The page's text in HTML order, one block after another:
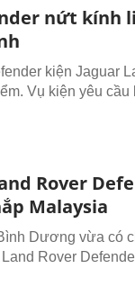
nứt kính
kiện Jaguar
Vụ kiện yêu
Rover
Malaysia
Dương vừa có
Rover